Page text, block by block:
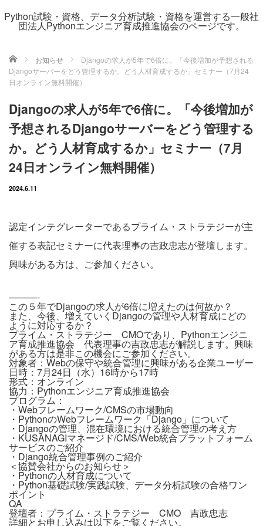
Python試験・資格、データ分析試験・資格を運営する一般社
団法人Pythonエンジニア育成推進協会のページです。
ホーム お知らせ
Djangoの求人が5年で6倍に。「今後増加が予想される
Djangoサーバーをどう管理するか。どう人材育成するか」セミナー（7月24
日オンライン無料開催）
Djangoの求人が5年で6倍に。「今後増加が
予想されるDjangoサーバーをどう管理する
か。どう人材育成するか」セミナー（7月
24日オンライン無料開催）
2024.6.11
認定インテグレーターであるプライム・ストラテジーが主
催する表記セミナーに代表理事の吉政忠志が登壇します。
興味がある方は、ご参加ください。
———-
この５年でDjangoの求人が6倍に増えたのは何故か？
また、今後、増えていくDjangoの管理や人材育成にどの
ように対応するか？
プライム・ストラテジー CMOであり、Pythonエンジニ
ア育成推進協会 代表理事の吉政忠志が解説します。興味
がある方は是非この機会にご参加ください。
対象者：Webの保守や統合管理に興味がある企業ユーザー
日時：7月24日（水）16時から17時
形式：オンライン
協力：Pythonエンジニア育成推進協会
プログラム：
・Webフレームワーク/CMSの市場動向
・PythonのWebフレームワーク「Django」について
・Djangoの管理、混在環境における統合管理の考え方
・KUSANAGIマネージド/CMS/Web統合プラットフォーム
サービスのご紹介
・Django統合管理事例のご紹介
＜協賛会社からのお知らせ＞
・Pythonの人材育成について
・Python基礎試験/実践試験、データ分析試験の合格ワン
ポイント
QA
登壇者：プライム・ストラテジー CMO 吉政忠志
詳細とお申し込みは以下をご覧ください。